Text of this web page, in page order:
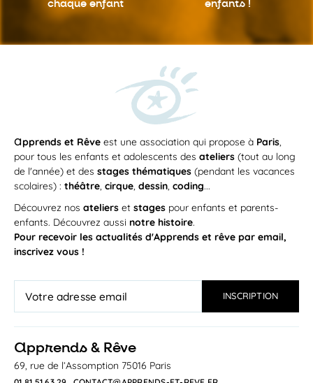
chaque enfant
enfants !
apprends et Rêve est une association qui propose à Paris,
pour tous les enfants et adolescents des ateliers (tout au long
de l'année) et des stages thématiques (pendant les vacances
scolaires) : théâtre, cirque, dessin, coding...
Découvrez nos ateliers et stages pour enfants et parents-
enfants. Découvrez aussi notre histoire.
Pour recevoir les actualités d'Apprends et rêve par email,
inscrivez vous !
apprends & Rêve
69, rue de l’Assomption 75016 Paris